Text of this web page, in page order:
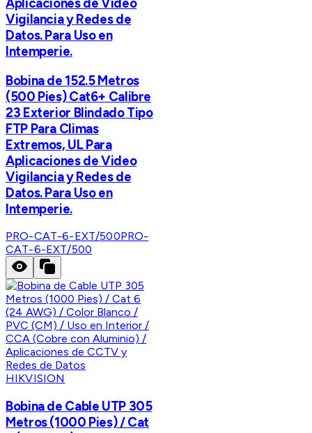
Vigilancia y Redes de
Datos. Para Uso en
Intemperie.
Bobina de 152.5 Metros
(500 Pies) Cat6+ Calibre
23 Exterior Blindado Tipo
FTP Para Climas
Extremos, UL Para
Aplicaciones de Video
Vigilancia y Redes de
Datos. Para Uso en
Intemperie.
PRO-CAT-6-EXT/500PRO-
CAT-6-EXT/500
HIKVISION
Bobina de Cable UTP 305
Metros (1000 Pies) / Cat